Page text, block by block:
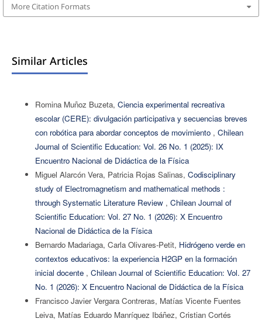
More Citation Formats
Similar Articles
Romina Muñoz Buzeta, Ciencia experimental recreativa
escolar (CERE): divulgación participativa y secuencias breves
con robótica para abordar conceptos de movimiento , Chilean
Journal of Scientific Education: Vol. 26 No. 1 (2025): IX
Encuentro Nacional de Didáctica de la Física
Miguel Alarcón Vera, Patricia Rojas Salinas, Codisciplinary
study of Electromagnetism and mathematical methods :
through Systematic Literature Review , Chilean Journal of
Scientific Education: Vol. 27 No. 1 (2026): X Encuentro
Nacional de Didáctica de la Física
Bernardo Madariaga, Carla Olivares-Petit, Hidrógeno verde en
contextos educativos: la experiencia H2GP en la formación
inicial docente , Chilean Journal of Scientific Education: Vol. 27
No. 1 (2026): X Encuentro Nacional de Didáctica de la Física
Francisco Javier Vergara Contreras, Matías Vicente Fuentes
Leiva, Matías Eduardo Manríquez Ibáñez, Cristian Cortés